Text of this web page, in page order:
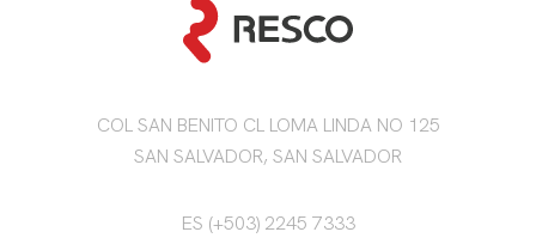
COL SAN BENITO CL LOMA LINDA NO 125
SAN SALVADOR, SAN SALVADOR
ES (+503) 2245 7333